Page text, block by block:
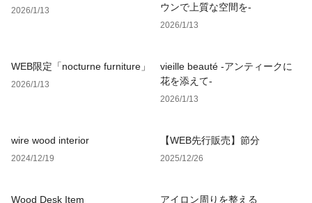
2026/1/13
ウンで上質な空間を-
2026/1/13
WEB限定「nocturne furniture」
2026/1/13
vieille beauté -アンティークに
花を添えて-
2026/1/13
wire wood interior
2024/12/19
【WEB先行販売】節分
2025/12/26
Wood Desk Item アイロン周りを整える